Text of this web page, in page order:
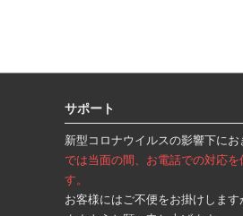
サポート
新型コロナウイルスの影響下にお
では当面の間、お電話での対応を
す。
お客様にはご不便をお掛けします